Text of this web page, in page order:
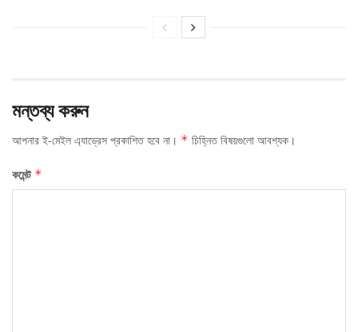
মন্তব্য করুন
আপনার ই-মেইল এ্যাড্রেস প্রকাশিত হবে না। * চিহ্নিত বিষয়গুলো আবশ্যক।
কমেন্ট *